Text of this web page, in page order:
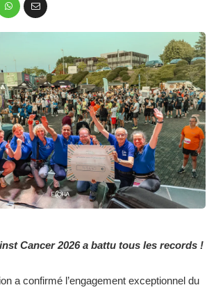
Cancer 2026 a battu tous les records !
a confirmé l’engagement exceptionnel du